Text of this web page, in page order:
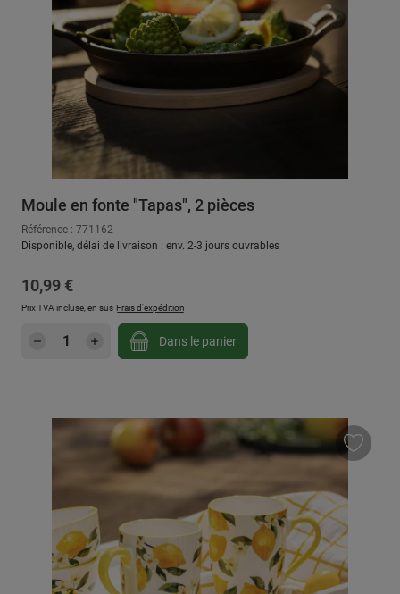
Moule en fonte "Tapas", 2 pièces
Référence : 771162
Disponible, délai de livraison : env. 2-3 jours ouvrables
Prix régulier :
10,99 €
Prix TVA incluse, en sus Frais d'expédition
Quantité de produit : Entrez la quantité
Dans le panier